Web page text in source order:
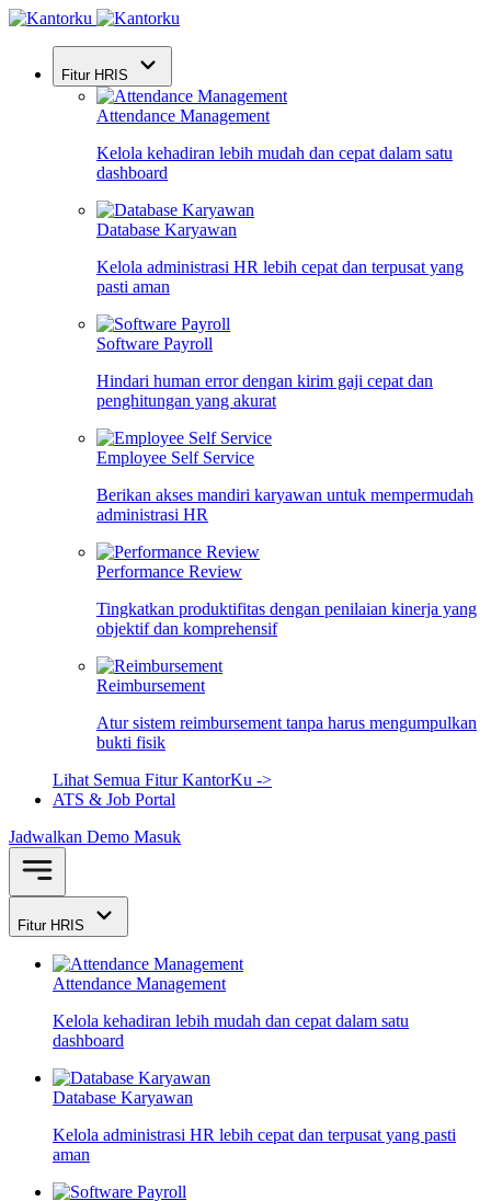
Fitur HRIS
Attendance Management
Kelola kehadiran lebih mudah dan cepat dalam satu
dashboard
Database Karyawan
Kelola administrasi HR lebih cepat dan terpusat yang
pasti aman
Software Payroll
Hindari human error dengan kirim gaji cepat dan
penghitungan yang akurat
Employee Self Service
Berikan akses mandiri karyawan untuk mempermudah
administrasi HR
Performance Review
Tingkatkan produktifitas dengan penilaian kinerja yang
objektif dan komprehensif
Reimbursement
Atur sistem reimbursement tanpa harus mengumpulkan
bukti fisik
Lihat Semua Fitur KantorKu ->
ATS & Job Portal
Jadwalkan Demo Masuk
Fitur HRIS
Attendance Management
Kelola kehadiran lebih mudah dan cepat dalam satu
dashboard
Database Karyawan
Kelola administrasi HR lebih cepat dan terpusat yang pasti
aman